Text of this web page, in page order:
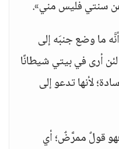
سنتي فليس مني».
ما وضع جنبَه إلى
أرى في بيتي شيطانًا
لأنها تدعو إلى
قولٌ ممرَّضٌ؛ أي